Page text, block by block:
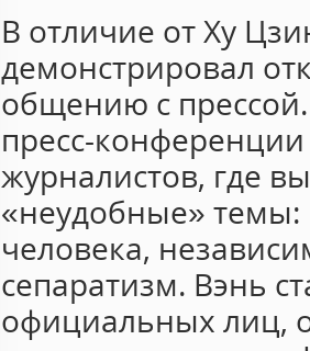
В отличие от Ху
демонстрировал
общению с
пресс-
журналистов, где
«неудобные»
человека,
сепаратизм. Вэнь
официальных лиц,